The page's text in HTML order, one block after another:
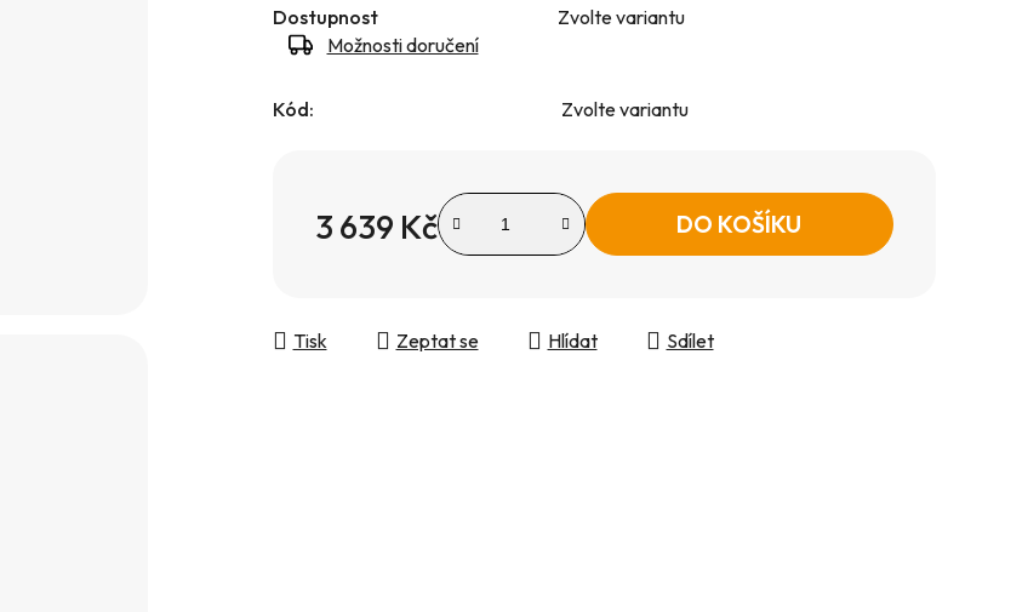
Dostupnost
Zvolte variantu
Možnosti doručení
Kód: Zvolte variantu
3 639 Kč DO KOŠÍKU
Tisk Zeptat se Hlídat Sdílet